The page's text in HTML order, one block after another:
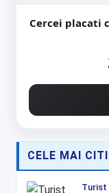
Cercei placati
CELE MAI
Turist